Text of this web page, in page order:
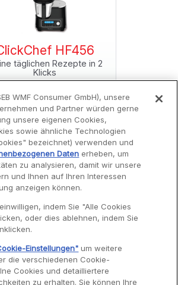
HF456
täglichen Rezepte in 2
Klicks
Service
Garantie
Reparaturen
gestellte Fragen
WMF Consumer GmbH), unsere
und Partner würden gerne
unsere eigenen Cookies,
sowie ähnliche Technologien
bezeichnet) verwenden und
Daten erheben, um
zu analysieren, damit wir unsere
und Ihnen auf Ihren Interessen
anzeigen können.
indem Sie "Alle Cookies
oder dies ablehnen, indem Sie
Einstellungen" um weitere
die verschiedenen Cookie-
Cookies und detailliertere
zu erhalten. Sie können Ihre